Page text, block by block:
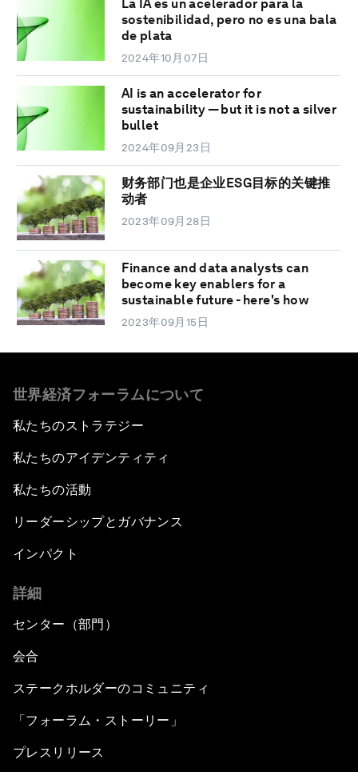
La IA es un acelerador para la
sostenibilidad, pero no es una bala
de plata
2024年10月07日
AI is an accelerator for
sustainability — but it is not a silver
bullet
2024年09月23日
财务部门也是企业ESG目标的关键推
动者
2023年09月28日
Finance and data analysts can
become key enablers for a
sustainable future - here's how
2023年09月15日
世界経済フォーラムについて
私たちのストラテジー
私たちのアイデンティティ
私たちの活動
リーダーシップとガバナンス
インパクト
詳細
センター（部門）
会合
ステークホルダーのコミュニティ
「フォーラム・ストーリー」
プレスリリース